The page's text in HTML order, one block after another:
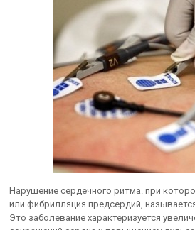
Нарушение сердечного ритма. при
или фибрилляция предсердий,
Это заболевание характеризуется